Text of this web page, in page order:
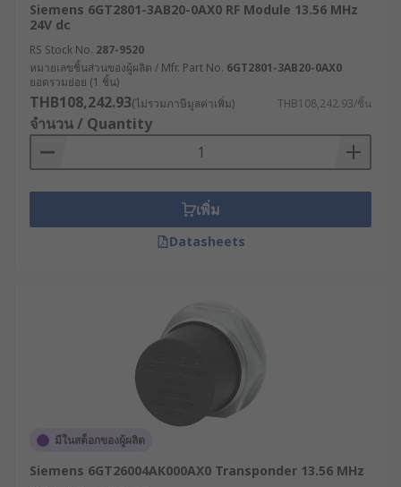
The performance of radio frequency applications
is dependent on a few factors. Through
increasing a transmitter's power, a larger
communication range can be attained. This also
causes a power drain from the power source
which could result in a shorter life span for
battery-powered devices. Through the use of
higher transmitted power, interference with
Typical applications of an RF module
Sensor reporting
Automation systems
Siemens 6GT2801-3AB20-0AX0 RF Module 13.56 MHz
24V dc
RS Stock No. 287-9520
หมายเลขชิ้นส่วนของผู้ผลิต / Mfr. Part No. 6GT2801-3AB20-0AX0
ยอดรวมย่อย (1 ชิ้น)
THB108,242.93(ไม่รวมภาษีมูลค่าเพิ่ม) THB108,242.93/ชิ้น
จำนวน / Quantity
เพิ่ม
Datasheets
มีในสต็อกของผู้ผลิต
Siemens 6GT26004AK000AX0 Transponder 13.56 MHz